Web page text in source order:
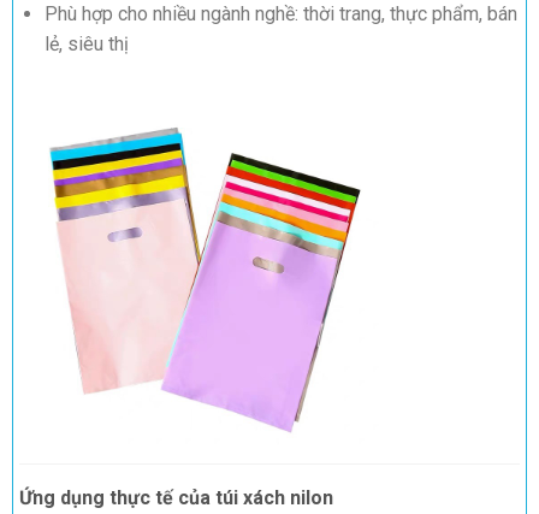
Phù hợp cho nhiều ngành nghề: thời trang, thực phẩm, bán
lẻ, siêu thị
Ứng dụng thực tế của túi xách nilon